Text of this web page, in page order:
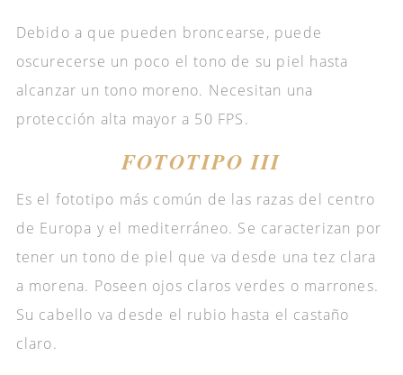
Debido a que pueden broncearse, puede
oscurecerse un poco el tono de su piel hasta
alcanzar un tono moreno. Necesitan una
protección alta mayor a 50 FPS.
FOTOTIPO III
Es el fototipo más común de las razas del centro
de Europa y el mediterráneo. Se caracterizan por
tener un tono de piel que va desde una tez clara
a morena. Poseen ojos claros verdes o marrones.
Su cabello va desde el rubio hasta el castaño
claro.